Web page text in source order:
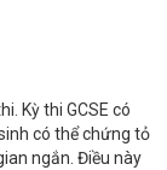
Kỳ thi GCSE có
có thể chứng tỏ
ngắn. Điều này